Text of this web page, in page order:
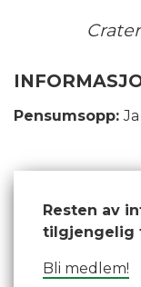
Pensumsopp:Ja
Resten av
tilgjengelig
Bli medlem!